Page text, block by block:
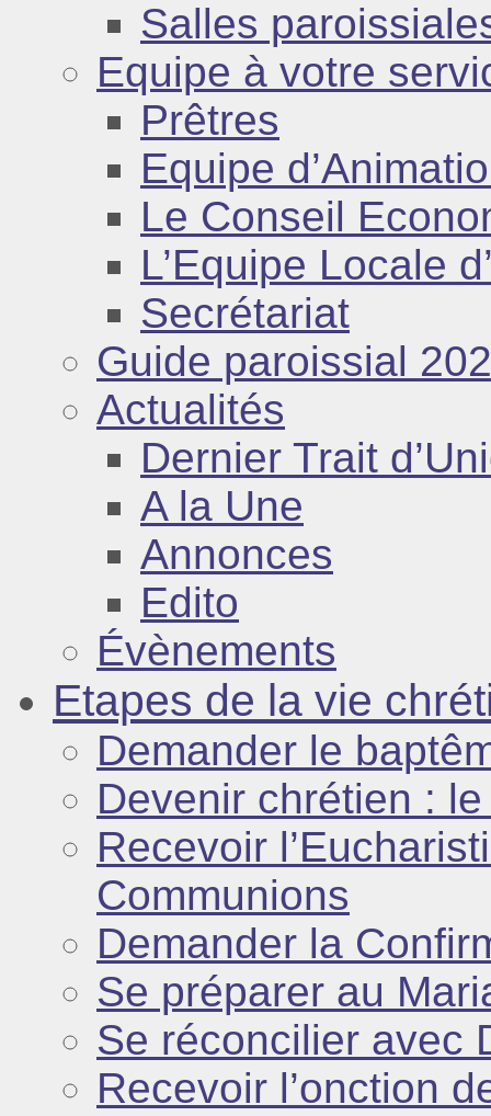
Salles
Equipe à votre
Prêtres
Equipe
Le Conseil
L’Equipe Locale
Secrétariat
Guide paroissial
Actualités
Dernier Trait
A la Une
Annonces
Edito
Évènements
Etapes de la vie
Demander le
Devenir chrétien :
Recevoir
Communions
Demander la
Se préparer au
Se réconcilier avec
Recevoir l’onction